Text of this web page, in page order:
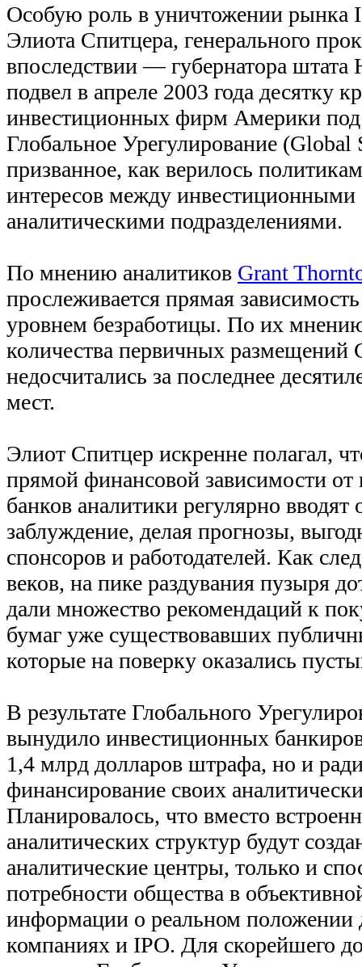
Особую роль в уничтожении рынка
Элиота Спитцера, генерального
впоследствии — губернатора
подвел в апреле 2003 года десятку
инвестиционных фирм Америки под
Глобальное Урегулирование (Global
призванное, как верилось
интересов между
аналитическими подразделениями.
По мнению аналитиков Grant
прослеживается прямая
уровнем безработицы. По их
количества первичных
недосчитались за последнее
мест.
Элиот Спитцер искренне полагал,
прямой финансовой зависимости
банков аналитики регулярно вводят
заблуждение, делая прогнозы,
спонсоров и работодателей. Как
веков, на пике раздувания пузыря
дали множество рекомендаций к
бумаг уже существовавших
которые на поверку оказались
В результате Глобального
вынудило инвестиционных
1,4 млрд долларов штрафа, но и
финансирование своих
Планировалось, что вместо
аналитических структур будут
аналитические центры, только и
потребности общества в
информации о реальном положении
компаниях и IPO. Для скорейшего